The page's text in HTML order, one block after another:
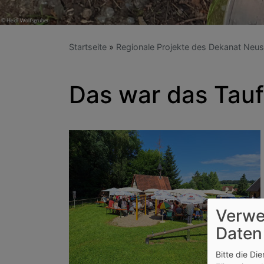
Startseite Regionale Projekte des Dekanat
Das war das
Bitte die